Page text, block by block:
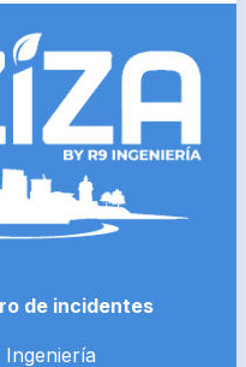
de incidentes